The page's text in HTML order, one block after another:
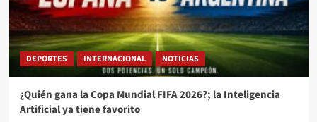
DEPORTES INTERNACIONAL NOTICIAS
¿Quién gana la Copa Mundial FIFA 2026?; la Inteligencia
Artificial ya tiene favorito